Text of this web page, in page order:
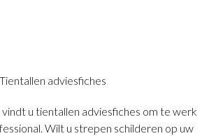
Tientallen adviesfiches
vindt u tientallen adviesfiches om te werk
Wilt u strepen schilderen op uw